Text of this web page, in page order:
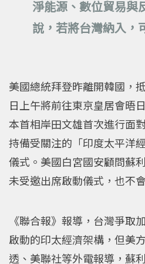
淨能源、數位貿易與
說，若將台灣納入，
美國總統拜登昨離開韓國，
日上午將前往東京皇居會晤
本首相岸田文雄首次進行面
持備受關注的「印度太平洋
儀式。美國白宮國安顧問蘇
未受邀出席啟動儀式，也不
《聯合報》報導，台灣爭取
啟動的印太經濟架構，但美
透、美聯社等外電報導，蘇